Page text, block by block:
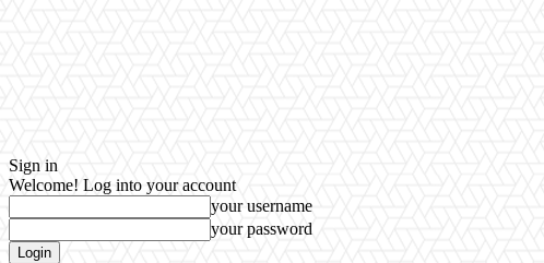
Sign in
Welcome! Log into your account
your username
your password